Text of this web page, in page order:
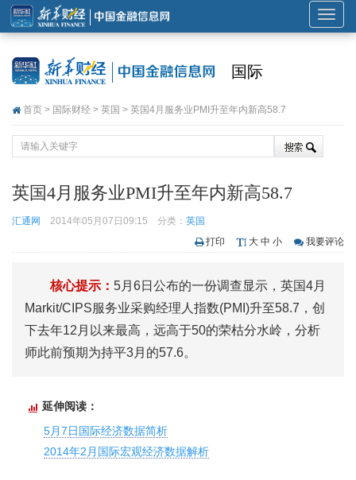
展
开
国际
首页 > 国际财经 > 英国 > 英国4月服务业PMI升至年内新高58.7
英国4月服务业PMI升至年内新高58.7
汇通网 2014年05月07日09:15 分类： 英国
打印
大 中 小 我要评论
核心提示： 5月6日公布的一份调查显示，英国4月
Markit/CIPS服务业采购经理人指数(PMI)升至58.7，创
下去年12月以来最高，远高于50的荣枯分水岭，分析
师此前预期为持平3月的57.6。
延伸阅读：
5月7日国际经济数据简析
2014年2月国际宏观经济数据解析